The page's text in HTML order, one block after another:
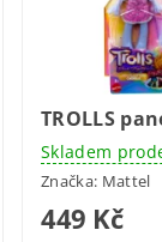
TROLLS
Skladem
Značka: Mattel
449 Kč